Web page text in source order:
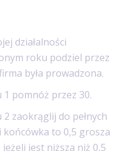
działalności
roku podziel przez
była prowadzona.
1 pomnóż przez 30.
2 zaokrąglij do pełnych
końcówka to 0,5 grosza
jeżeli jest niższa niż 0,5